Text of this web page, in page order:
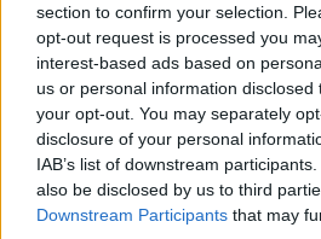
section to confirm your selection.
opt-out request is processed you
interest-based ads based on
us or personal information
your opt-out. You may separately
disclosure of your personal
IAB’s list of downstream
also be disclosed by us to third
Downstream Participants that may
Ucraina își calculează
Zelenski cere 300 de